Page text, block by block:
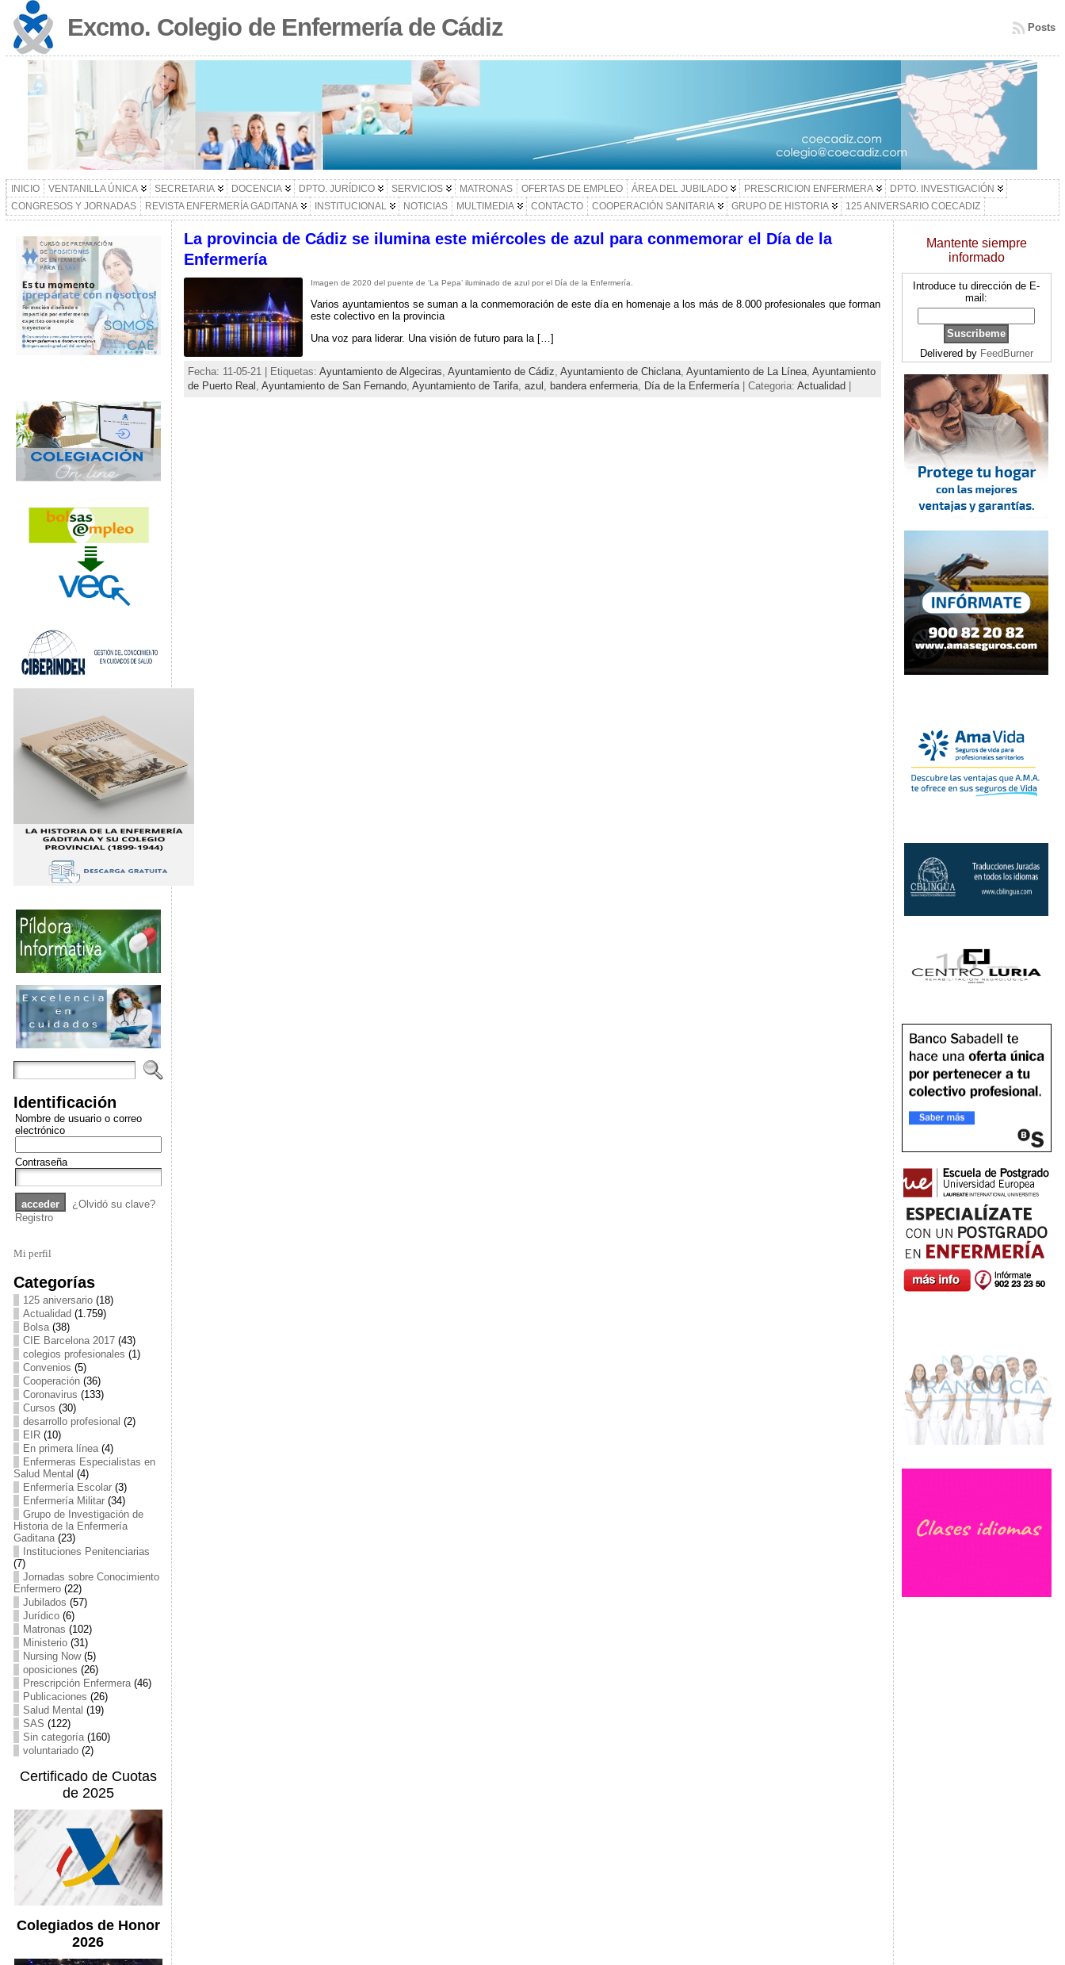
Excmo. Colegio de Enfermería de Cádiz Posts
INICIO VENTANILLA ÚNICA SECRETARIA DOCENCIA DPTO. JURÍDICO SERVICIOS MATRONAS OFERTAS DE EMPLEO ÁREA DEL JUBILADO PRESCRICION ENFERMERA
DPTO. INVESTIGACIÓN
CONGRESOS Y JORNADAS
REVISTA ENFERMERÍA GADITANA INSTITUCIONAL NOTICIAS MULTIMEDIA CONTACTO COOPERACIÓN SANITARIA GRUPO DE HISTORIA 125 ANIVERSARIO COECADIZ
Identificación
Nombre de usuario o correo
electrónico
Contraseña
¿Olvidó su clave?
Registro
Mi perfil
Categorías
125 aniversario(18)
Actualidad (1.759)
Bolsa(38)
CIE Barcelona 2017(43)
colegios profesionales (1)
Convenios (5)
Cooperación(36)
Coronavirus (133)
Cursos (30)
desarrollo profesional (2)
EIR(10)
En primera línea(4)
Enfermeras Especialistas en
Salud Mental (4)
Enfermería Escolar(3)
Enfermería Militar(34)
Grupo de Investigación de
Historia de la Enfermería
Gaditana(23)
Instituciones Penitenciarias
(7)
Jornadas sobre Conocimiento
Enfermero(22)
Jubilados (57)
Jurídico(6)
Matronas (102)
Ministerio(31)
Nursing Now(5)
oposiciones (26)
Prescripción Enfermera(46)
Publicaciones (26)
Salud Mental (19)
SAS (122)
Sin categoría(160)
voluntariado(2)
Certificado de Cuotas
de 2025
Colegiados de Honor
2026
La provincia de Cádiz se ilumina este miércoles de azul para conmemorar el Día de la
Enfermería
Imagen de 2020 del puente de ‘La Pepa’ iluminado de azul por el Día de la Enfermería.
Varios ayuntamientos se suman a la conmemoración de este día en homenaje a los más de 8.000 profesionales que forman
este colectivo en la provincia
Una voz para liderar. Una visión de futuro para la […]
Fecha: 11-05-21 | Etiquetas: Ayuntamiento de Algeciras, Ayuntamiento de Cádiz, Ayuntamiento de Chiclana, Ayuntamiento de La Línea, Ayuntamiento
de Puerto Real , Ayuntamiento de San Fernando, Ayuntamiento de Tarifa, azul , bandera enfermeria, Día de la Enfermería| Categoria: Actualidad
Mantente siempre
informado
Introduce tu dirección de E-
mail:
Delivered by FeedBurner